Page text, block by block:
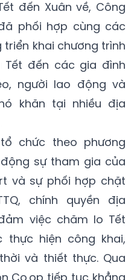
đến Xuân về, Công
phối hợp cùng các
khai chương trình
Tết đến các gia đình
người lao động và
khăn tại nhiều địa
chức theo phương
sự tham gia của
và sự phối hợp chặt
chính quyền địa
việc chăm lo Tết
thực hiện công khai,
và thiết thực. Qua